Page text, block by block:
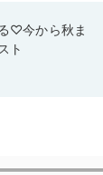
♡今から秋ま
ト